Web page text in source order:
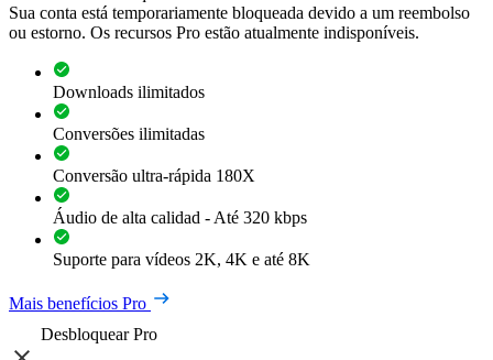
Sua conta está temporariamente bloqueada devido a um reembolso
ou estorno. Os recursos Pro estão atualmente indisponíveis.
Downloads ilimitados
Conversões ilimitadas
Conversão ultra-rápida 180X
Áudio de alta calidad - Até 320 kbps
Suporte para vídeos 2K, 4K e até 8K
Mais benefícios Pro
Desbloquear Pro